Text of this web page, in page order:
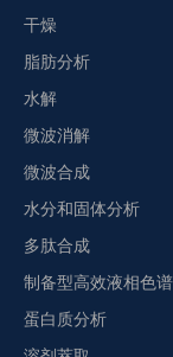
干燥
脂肪分析
水解
微波消解
微波合成
水分和固体分析
多肽合成
制备型高效液相色谱
蛋白质分析